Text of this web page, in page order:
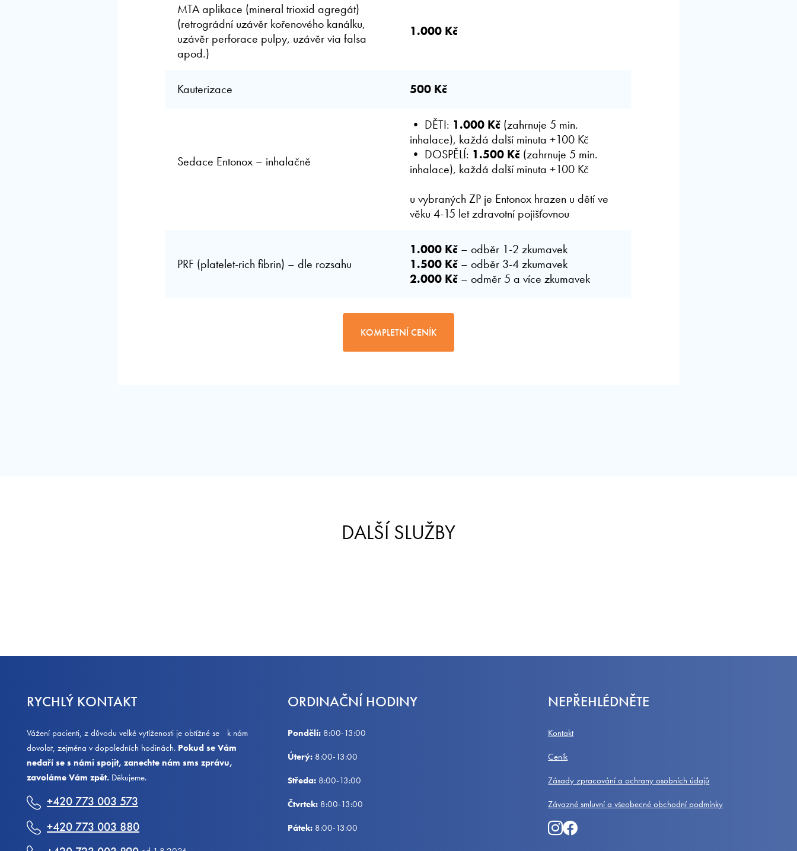
MTA aplikace (mineral trioxid agregát)
(retrográdní uzávěr kořenového kanálku,
uzávěr perforace pulpy, uzávěr via falsa
apod.)
1.000 Kč
Kauterizace 500 Kč
Sedace Entonox – inhalačně
• DĚTI: 1.000 Kč (zahrnuje 5 min.
inhalace), každá další minuta +100 Kč
• DOSPĚLÍ: 1.500 Kč (zahrnuje 5 min.
inhalace), každá další minuta +100 Kč
u vybraných ZP je Entonox hrazen u dětí ve
věku 4-15 let zdravotní pojišťovnou
PRF (platelet-rich fibrin) – dle rozsahu
1.000 Kč – odběr 1-2 zkumavek
1.500 Kč – odběr 3-4 zkumavek
2.000 Kč – odměr 5 a více zkumavek
KOMPLETNÍ CENÍK
DALŠÍ SLUŽBY
RYCHLÝ KONTAKT
Vážení pacienti, z důvodu velké vytíženosti je obtížné se k nám
dovolat, zejména v dopoledních hodinách. Pokud se Vám
nedaří se s námi spojit, zanechte nám sms zprávu,
zavoláme Vám zpět. Děkujeme.
+420 773 003 573
+420 773 003 880
ORDINAČNÍ HODINY
Pondělí:8:00-13:00
Úterý: 8:00-13:00
Středa:8:00-13:00
Čtvrtek:8:00-13:00
Pátek: 8:00-13:00
NEPŘEHLÉDNĚTE
Kontakt
Ceník
Zásady zpracování a ochrany osobních údajů
Závazné smluvní a všeobecné obchodní podmínky